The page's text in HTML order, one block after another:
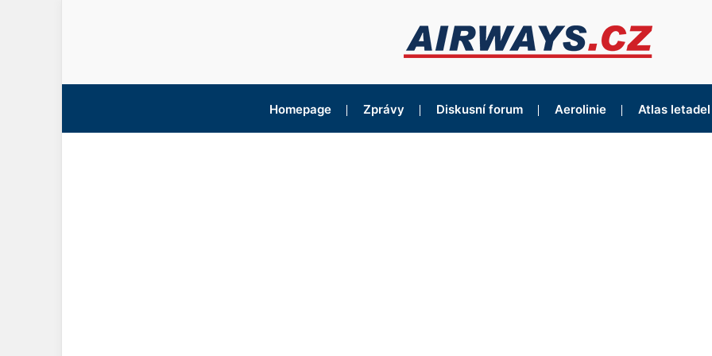
Homepage Zprávy Diskusní forum Aerolinie Atlas letadel